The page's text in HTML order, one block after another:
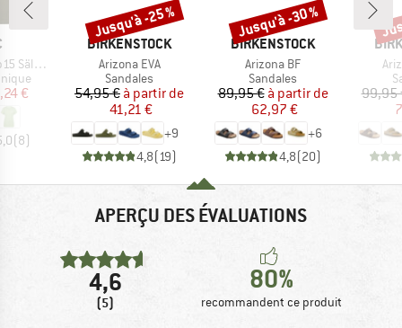
II S/S
réduit
€
(8)
MARQUE
BIRKENSTOCK
Article
Arizona EVA
Product group
Sandales
Prix
54,95 € Prix réduit
à partir de
41,21 €
+9
4,8(19)
Remise
Jusqu'à -25 %
MARQUE
BIRKENSTOCK
Article
Arizona BF
Product group
Sandales
Prix
89,95 € Prix réduit
à partir de
62,97 €
+6
4,8(20)
Remise
Jusqu'à -30 %
99,95
APERÇU DES ÉVALUATIONS
4,6
(5)
80%
recommandent ce produit